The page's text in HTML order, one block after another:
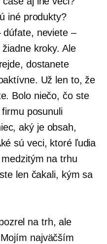
iné produkty?
dúfate, neviete –
kroky. Ale
dostanete
Už len to, že
Bolo niečo, čo ste
posunuli
aký je obsah,
sú veci, ktoré ľudia
na trhu
len čakali, kým sa
na trh, ale
najväčším